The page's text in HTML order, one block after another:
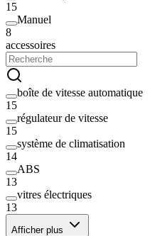
15
Manuel
8
accessoires
boîte de vitesse automatique
15
régulateur de vitesse
15
système de climatisation
14
ABS
13
vitres électriques
13
Afficher plus